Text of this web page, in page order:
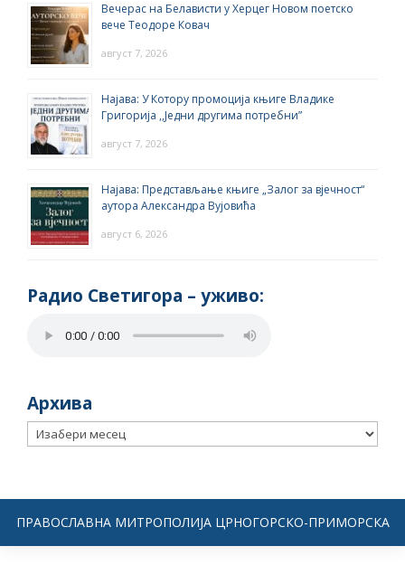
Вечерас на Белависти у Херцег Новом поетско
вече Теодоре Ковач
август 7, 2026
Најава: У Котору промоција књиге Владике
Григорија ,,Једни другима потребни”
август 7, 2026
Најава: Представљање књиге „Залог за вјечност“
аутора Александра Вујовића
август 6, 2026
Радио Светигора – yживо:
Архива
Архива
ПРАВОСЛАВНА МИТРОПОЛИЈА ЦРНОГОРСКО-ПРИМОРСКА